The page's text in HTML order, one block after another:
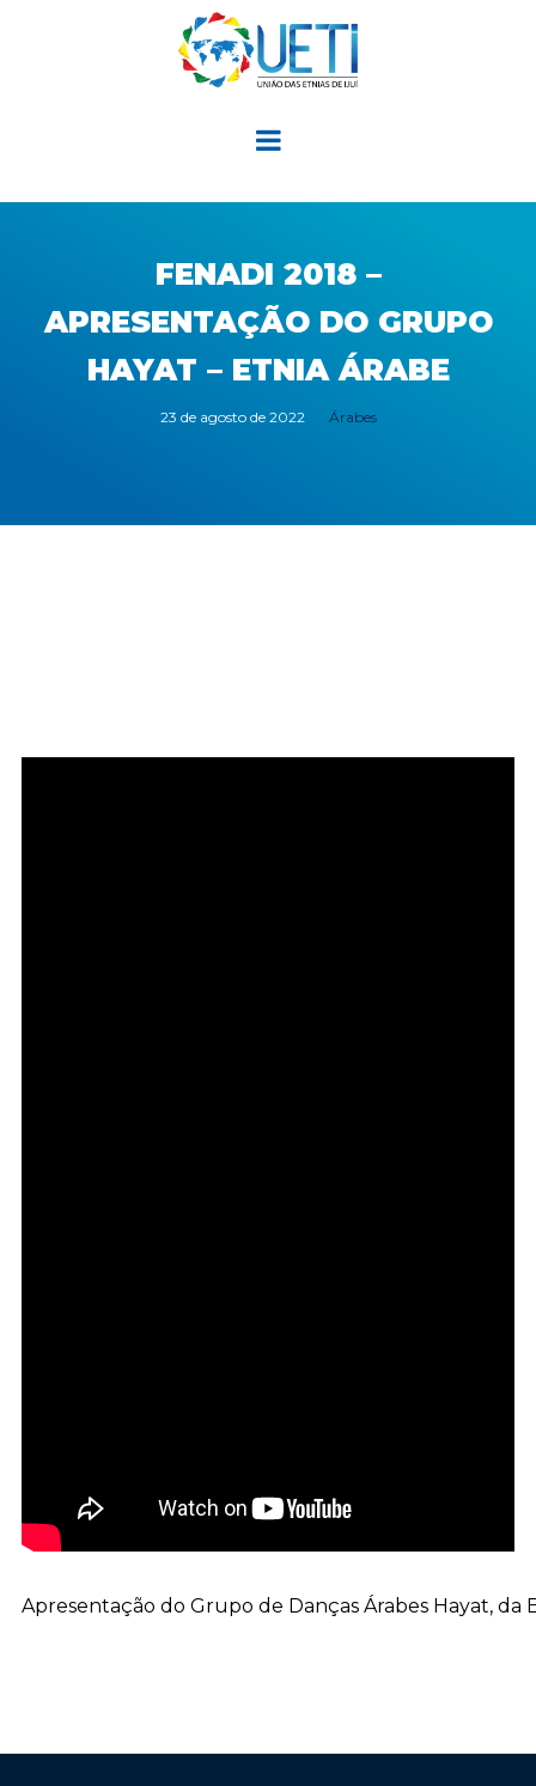
FENADI 2018 –
APRESENTAÇÃO DO GRUPO
HAYAT – ETNIA ÁRABE
23 de agosto de 2022 Árabes
Apresentação do Grupo de Danças Árabes Hayat,